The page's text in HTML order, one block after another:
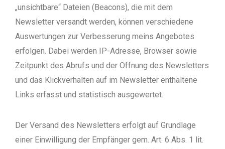
„unsichtbare“ Dateien (Beacons), die mit dem
Newsletter versandt werden, können verschiedene
Auswertungen zur Verbesserung meins Angebotes
erfolgen. Dabei werden IP-Adresse, Browser sowie
Zeitpunkt des Abrufs und der Öffnung des Newsletters
und das Klickverhalten auf im Newsletter enthaltene
Links erfasst und statistisch ausgewertet.
Der Versand des Newsletters erfolgt auf Grundlage
einer Einwilligung der Empfänger gem. Art. 6 Abs. 1 lit.